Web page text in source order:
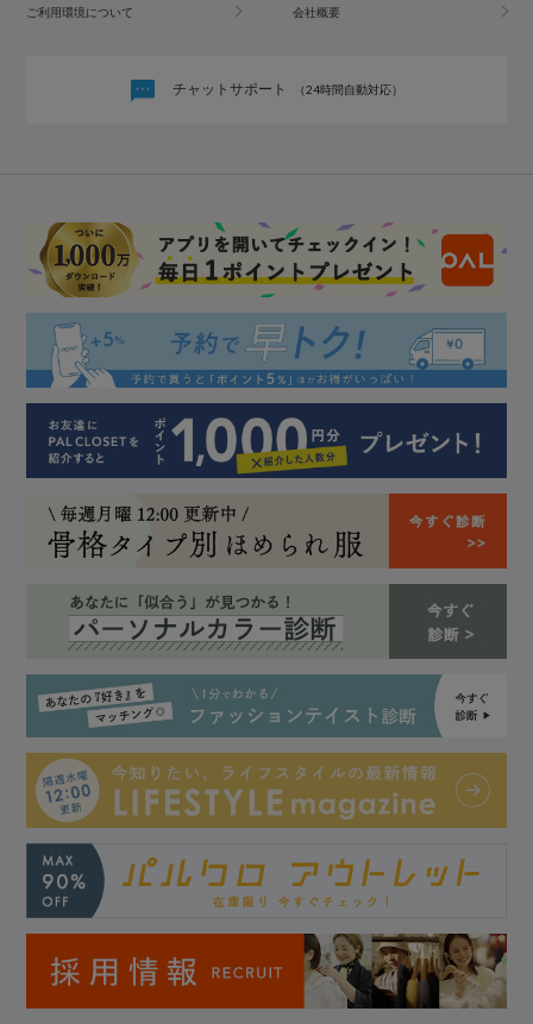
ご利用環境について 会社概要
チャットサポート （24時間自動対応）